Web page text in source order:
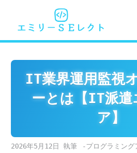
content
IT業界運用監視
ーとは【IT派遣
ア】
2026年5月12日 -プログラミン